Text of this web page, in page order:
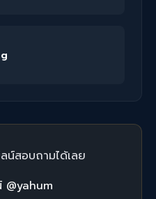
น์สอบถามได้เลย
@yahum